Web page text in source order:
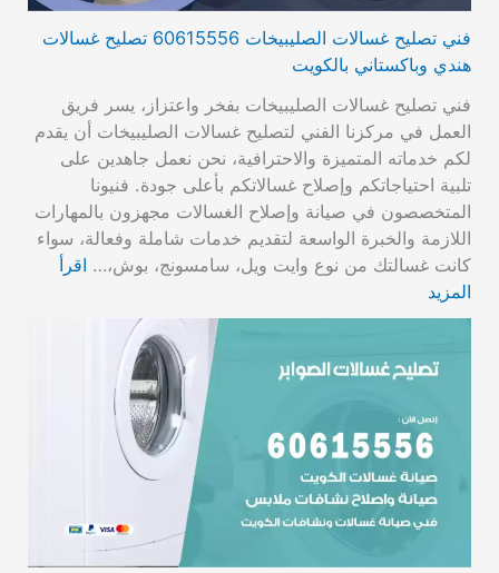
فني تصليح غسالات الصليبيخات 60615556 تصليح غسالات
هندي وباكستاني بالكويت
فني تصليح غسالات الصليبيخات بفخر واعتزاز، يسر فريق
العمل في مركزنا الفني لتصليح غسالات الصليبيخات أن يقدم
لكم خدماته المتميزة والاحترافية، نحن نعمل جاهدين على
تلبية احتياجاتكم وإصلاح غسالاتكم بأعلى جودة. فنيونا
المتخصصون في صيانة وإصلاح الغسالات مجهزون بالمهارات
اللازمة والخبرة الواسعة لتقديم خدمات شاملة وفعالة، سواء
كانت غسالتك من نوع وايت ويل، سامسونج، بوش،… اقرأ
المزيد